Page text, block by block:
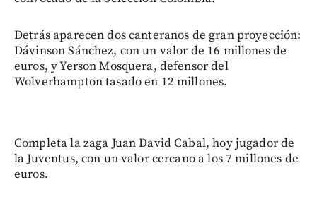
Detrás aparecen dos canteranos de gran proyección:
Dávinson Sánchez, con un valor de 16 millones de
euros, y Yerson Mosquera, defensor del
Wolverhampton tasado en 12 millones.
Completa la zaga Juan David Cabal, hoy jugador de
la Juventus, con un valor cercano a los 7 millones de
euros.